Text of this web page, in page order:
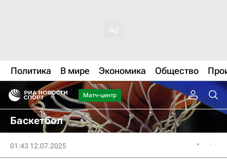
Политика В мире Экономика Общество
Матч-центр
Баскетбол
01:43 12.07.2025